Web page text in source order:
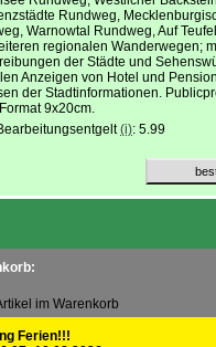
Rundweg,
Warnowtal Rundweg, Auf
regionalen Wanderwegen;
der Städte und
Anzeigen von Hotel und
der Stadtinformationen.
9x20cm.
(i): 5.99
im Warenkorb
Ferien!!!